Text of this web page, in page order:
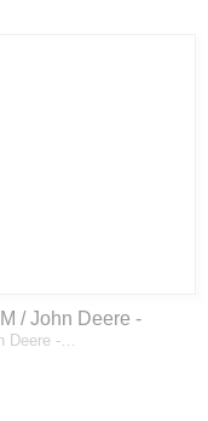
/ John Deere -
Deere -…